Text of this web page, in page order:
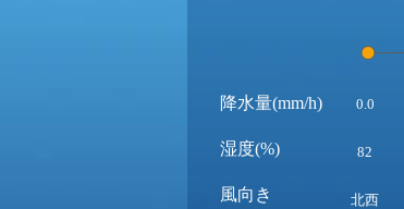
降水量(mm/h)
湿度(%)
風向き
0.0
82
北西